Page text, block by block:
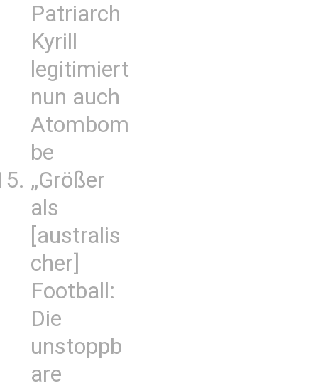
Patriarch
Kyrill
legitimiert
nun auch
Atombom
be
„Größer
als
[australis
cher]
Football:
Die
unstoppb
are